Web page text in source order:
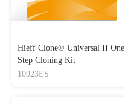
Hieff Clone® Universal II One
Step Cloning Kit
10923ES